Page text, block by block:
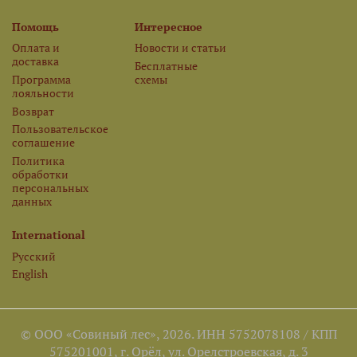
Помощь
Оплата и
доставка
Программа
лояльности
Возврат
Пользовательское
соглашение
Политика
обработки
персональных
данных
Интересное
Новости и статьи
Бесплатные
схемы
International
Русский
English
© ООО «Совиный лес», 2026. ИНН 5752078108 / КПП
575201001, г. Орёл, ул. Орелстроевская, д. 3